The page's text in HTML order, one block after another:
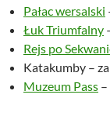
Pałac wersalski
Łuk Triumfalny
Rejs po
Katakumby –
Muzeum Pass